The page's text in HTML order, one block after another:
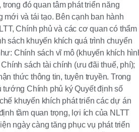
đó quan tâm phát triển năng
mới và tái tạo. Bên cạnh ban hành
Chính phủ và các cơ quan có thẩm
sách khuyến khích quá trình chuyển
Chính sách vĩ mô (khuyến khích
sách tài chính (ưu đãi thuế, phí);
thức thông tin, tuyên truyền. Trong
tướng Chính phủ ký Quyết định số
khuyến khích phát triển các dự án
tầm quan trọng, lợi ích của NLTT
ngày càng tăng phục vụ phát triển